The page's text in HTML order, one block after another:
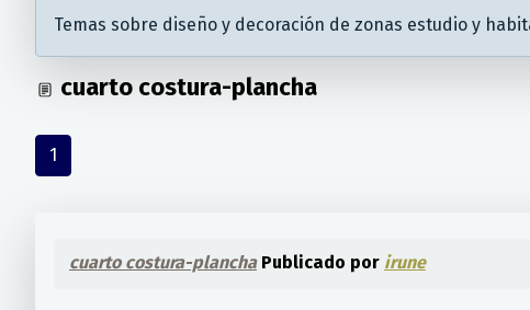
Temas sobre diseño y decoración de zonas estudio y
cuarto costura-plancha
1
cuarto costura-planchaPublicado por irune